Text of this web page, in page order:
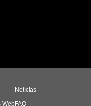
Web
Notícias
FAQ